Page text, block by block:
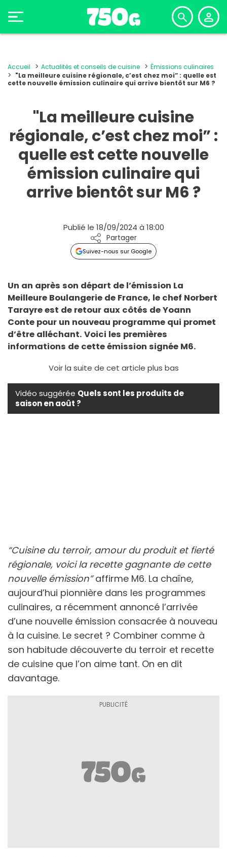
Accueil Actualités et conseils de cuisine
Émissions culinaires
"La meilleure cuisine régionale, c’est chez moi” : quelle est
cette nouvelle émission culinaire qui arrive bientôt sur M6 ?
"La meilleure cuisine
régionale, c’est chez moi” :
quelle est cette nouvelle
émission culinaire qui
arrive bientôt sur M6 ?
Publié le 18/09/2024 à 18:00
Partager
Suivez-nous sur Google
Un an après son départ de l’émission La
Meilleure Boulangerie de France, le chef Norbert
Tarayre est de retour aux côtés de Yoann
Conte pour un nouveau programme qui promet
d’être alléchant. Voici les premières
informations de cette émission signée M6.
Voir la suite de cet article plus bas
Vidéo suggérée Quels sont les produits de
saison en août ?
“Cuisine du terroir, amour du produit et fierté
régionale, voici la recette gagnante de cette
nouvelle émission”affirme M6. La chaîne,
aujourd’hui pionnière dans les programmes
culinaires, a récemment annoncé l’arrivée
d’une nouvelle émission consacrée à nouveau
à la cuisine. Le secret ? Combiner comme à
son habitude découverte du terroir et recette
de cuisine que l’on aime tant. On en dit
davantage.